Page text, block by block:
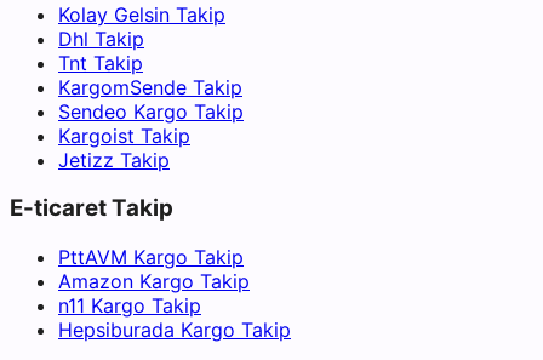
Kolay Gelsin Takip
Dhl Takip
Tnt Takip
KargomSende Takip
Sendeo Kargo Takip
Kargoist Takip
Jetizz Takip
E-ticaret Takip
PttAVM Kargo Takip
Amazon Kargo Takip
n11 Kargo Takip
Hepsiburada Kargo Takip